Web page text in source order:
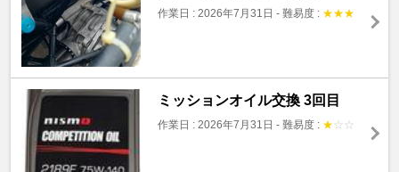
作業日 : 2026年7月31日 - 難易度 : ★★★
ミッションオイル交換 3回目
作業日 : 2026年7月31日 - 難易度 : ★ ☆ ☆